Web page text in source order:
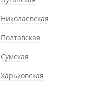
Николаевская
Полтавская
Сумская
Харьковская